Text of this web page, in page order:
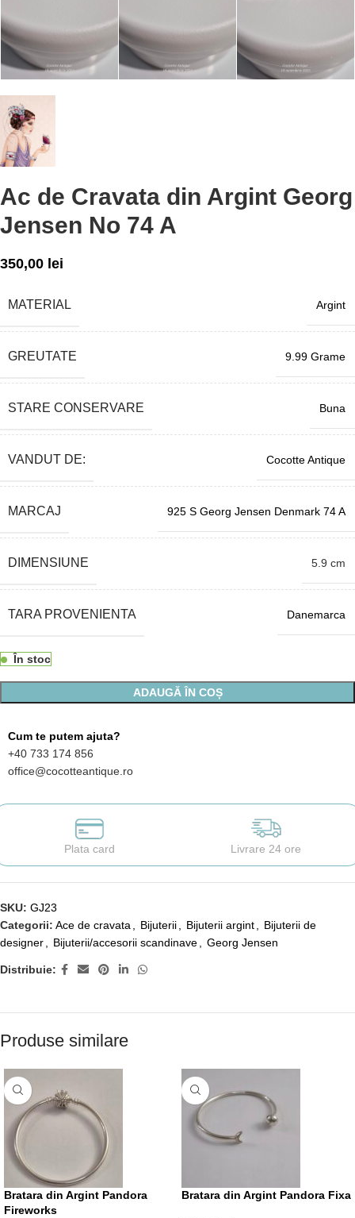
Ac de Cravata din Argint Georg
Jensen No 74 A
350,00 lei
MATERIAL Argint
GREUTATE 9.99 Grame
STARE CONSERVARE Buna
VANDUT DE: Cocotte Antique
MARCAJ 925 S Georg Jensen Denmark 74 A
DIMENSIUNE 5.9 cm
TARA PROVENIENTA Danemarca
În stoc
ADAUGĂ ÎN COȘ
Cum te putem ajuta?
+40 733 174 856
office@cocotteantique.ro
Plata card Livrare 24 ore
SKU: GJ23
Categorii: Ace de cravata Bijuterii Bijuterii argint
Bijuterii de
designer
Bijuterii/accesorii scandinave Georg Jensen
Distribuie:
Produse similare
Bratara din Argint Pandora
Fireworks
Bratara din Argint Pandora Fixa